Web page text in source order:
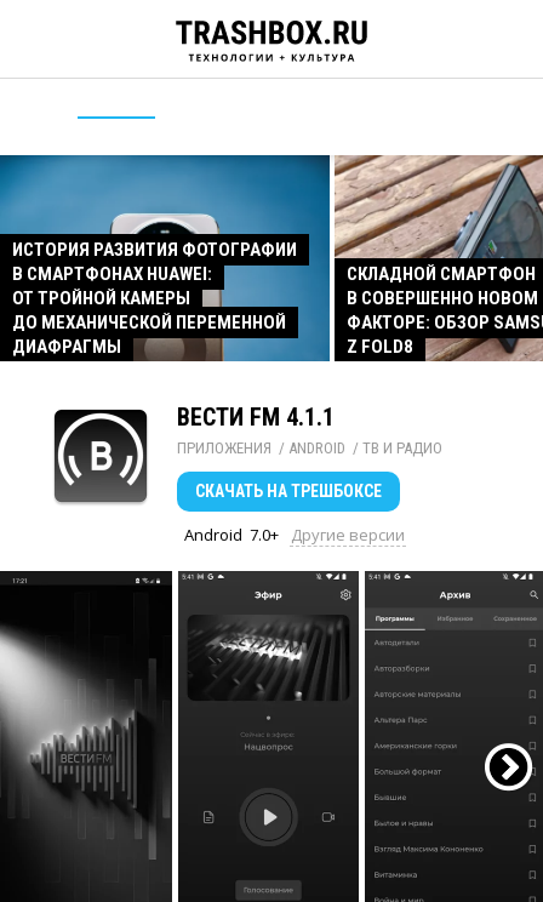
ИСТОРИЯ РАЗВИТИЯ ФОТОГРАФИИ
В СМАРТФОНАХ HUAWEI:
ОТ ТРОЙНОЙ КАМЕРЫ
ДО МЕХАНИЧЕСКОЙ ПЕРЕМЕННОЙ
ДИАФРАГМЫ
СКЛАДНОЙ СМАРТФОН
В СОВЕРШЕННО
ФАКТОРЕ: ОБЗОР
Z FOLD8
ВЕСТИ FM 4.1.1
ПРИЛОЖЕНИЯ / ANDROID / ТВ И РАДИО
СКАЧАТЬ НА ТРЕШБОКСЕ
Android 7.0+ Другие версии